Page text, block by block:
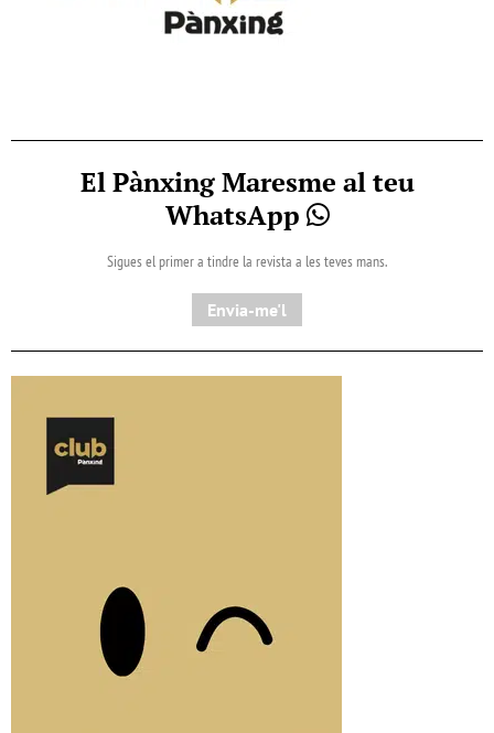
El Pànxing Maresme al teu
WhatsApp
Sigues el primer a tindre la revista a les teves mans.
Envia-me'l